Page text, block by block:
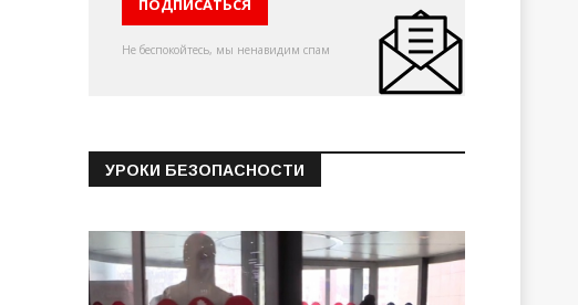
Не беспокойтесь, мы ненавидим спам
УРОКИ БЕЗОПАСНОСТИ